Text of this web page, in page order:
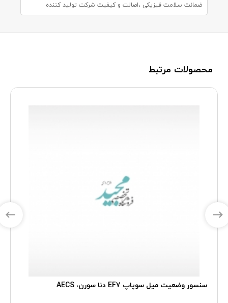
ضمانت سلامت فیزیکی ،اصالت و کیفیت شرکت تولید کننده
محصولات مرتبط
سنسور وضعيت ميل سوپاپ EF7 دنا سورن، AECS